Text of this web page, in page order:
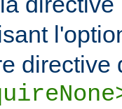
directive